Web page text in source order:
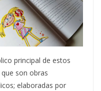
principal de estos
son obras
elaboradas por